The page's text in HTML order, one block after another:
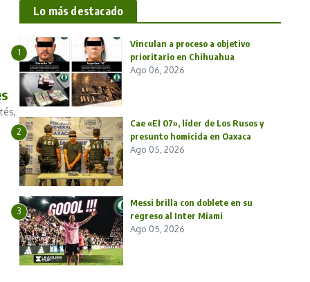
Lo más destacado
1
Vinculan a proceso a objetivo
prioritario en Chihuahua
Ago 06, 2026
2
Cae «El 07», líder de Los Rusos y
presunto homicida en Oaxaca
Ago 05, 2026
3
Messi brilla con doblete en su
regreso al Inter Miami
Ago 05, 2026